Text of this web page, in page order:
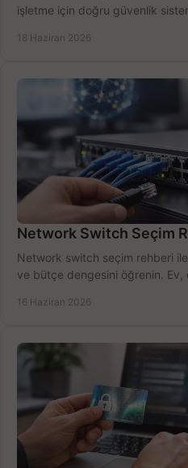
işletme için doğru güvenlik
18 Haziran 2026
Network Switch Seçim
Network switch seçim rehberi ile
ve bütçe dengesini öğrenin. Ev,
16 Haziran 2026